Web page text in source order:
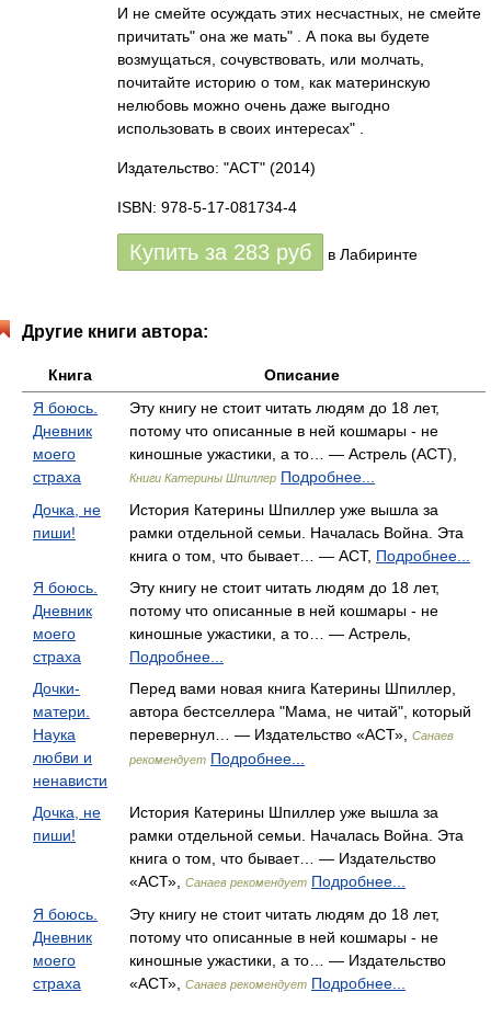
И не смейте осуждать этих несчастных, не смейте
причитать" она же мать" . А пока вы будете
возмущаться, сочувствовать, или молчать,
почитайте историю о том, как материнскую
нелюбовь можно очень даже выгодно
использовать в своих интересах" .
Издательство: "АСТ" (2014)
ISBN: 978-5-17-081734-4
Купить за 283 руб в Лабиринте
Другие книги автора:
Книга
Описание
Я боюсь.
Дневник
моего
страха
Эту книгу не стоит читать людям до 18 лет,
потому что описанные в ней кошмары - не
киношные ужастики, а то… — Астрель (АСТ),
Книги Катерины Шпиллер Подробнее...
Дочка, не
пиши!
История Катерины Шпиллер уже вышла за
рамки отдельной семьи. Началась Война. Эта
книга о том, что бывает… — АСТ, Подробнее...
Я боюсь.
Дневник
моего
страха
Эту книгу не стоит читать людям до 18 лет,
потому что описанные в ней кошмары - не
киношные ужастики, а то… — Астрель,
Подробнее...
Дочки-
матери.
Наука
любви и
ненависти
Перед вами новая книга Катерины Шпиллер,
автора бестселлера "Мама, не читай", который
перевернул… — Издательство «АСТ»,
Санаев
рекомендует Подробнее...
Дочка, не
пиши!
История Катерины Шпиллер уже вышла за
рамки отдельной семьи. Началась Война. Эта
книга о том, что бывает… — Издательство
«АСТ»,
Санаев рекомендует Подробнее...
Я боюсь.
Дневник
моего
страха
Эту книгу не стоит читать людям до 18 лет,
потому что описанные в ней кошмары - не
киношные ужастики, а то… — Издательство
«АСТ»,
Санаев рекомендует Подробнее...